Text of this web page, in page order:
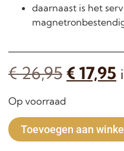
daarnaast is het
€26,95 € 17,95
Op voorraad
Toevoegen aan